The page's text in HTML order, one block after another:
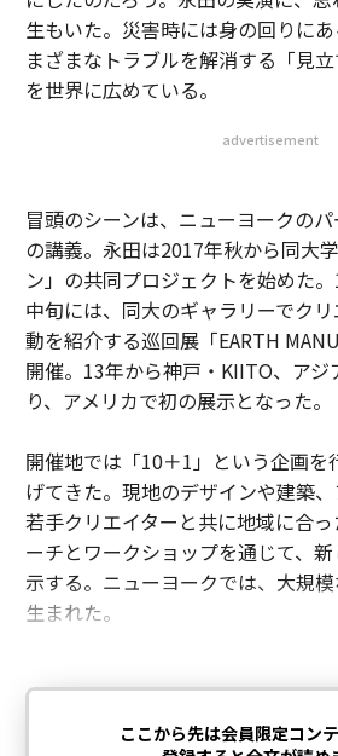
生もいた。災害時には身の回りに
まざまなトラブルを解消する「見
を世界に広めている。
advertisement
冒頭のシーンは、ニューヨークの
の講義。永田は2017年秋から同大
ン」の共同プロジェクトを始めた
中旬には、同大のギャラリーでク
動を紹介する巡回展「EARTH
開催。13年から神戸・KIITO、アジ
り、アメリカで初の展示となった。
開催地では「10＋1」という企画を
げてきた。現地のデザインや建築
若手クリエイターと共に地域に合
ーチとワークショップを通じて、
示する。ニューヨークでは、大規
生まれた。